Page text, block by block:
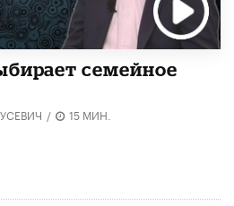
семейное
/ 15 МИН.